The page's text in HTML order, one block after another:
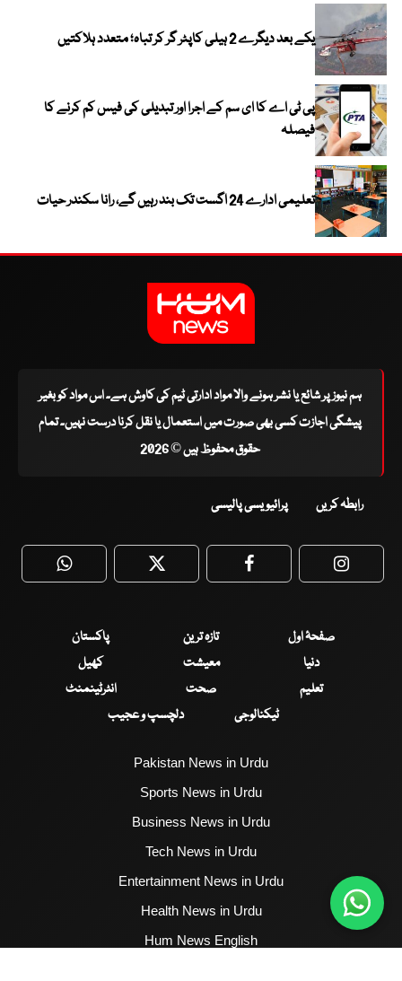
یکے بعد دیگرے 2 ہیلی کاپٹر گر کر تباہ؛ متعدد ہلاکتیں
پی ٹی اے کا ای سم کے اجرا اور تبدیلی کی فیس کم کرنے کا
فیصلہ
تعلیمی ادارے 24 اگست تک بند رہیں گے، رانا سکندر حیات
ہم نیوز پر شائع یا نشر ہونے والا مواد ادارتی ٹیم کی کاوش ہے۔ اس مواد کو بغیر
پیشگی اجازت کسی بھی صورت میں استعمال یا نقل کرنا درست نہیں۔ تمام
حقوق محفوظ ہیں © 2026
رابطہ کریں پرائیویسی پالیسی
WhatsApp Twitter Facebook
صفحۂ اول تازہ ترین
پاکستان
دنیا
معیشت
کھیل
تعلیم
صحت
انٹرٹینمنٹ
ٹیکنالوجی
دلچسپ و عجیب
Pakistan News in Urdu
Sports News in Urdu
Business News in Urdu
Tech News in Urdu
Entertainment News in Urdu
Health News in Urdu
Hum News English